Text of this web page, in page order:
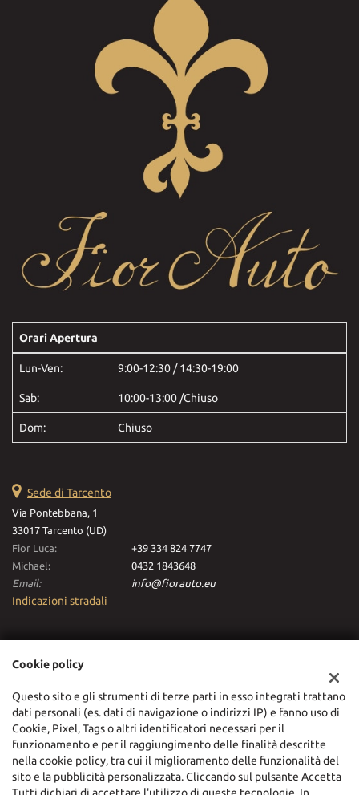
Orari Apertura
Lun-Ven: 9:00-12:30 / 14:30-19:00
Sab: 10:00-13:00 /Chiuso
Dom: Chiuso
Sede di Tarcento
Via Pontebbana, 1
33017 Tarcento (UD)
Fior Luca:
+39 334 824 7747
Michael:
0432 1843648
Email:
info@fiorauto.eu
Indicazioni stradali
Dati fiscali:
Via Pontebbana, 1, Tarcento (UD)
C.F/P.IVA:03116630306
Registro delle imprese:UD
Cookie policy
Questo sito e gli strumenti di terze parti in esso integrati trattano
dati personali (es. dati di navigazione o indirizzi IP) e fanno uso di
Cookie, Pixel, Tags o altri identificatori necessari per il
funzionamento e per il raggiungimento delle finalità descritte
nella cookie policy, tra cui il miglioramento delle funzionalità del
sito e la pubblicità personalizzata. Cliccando sul pulsante Accetta